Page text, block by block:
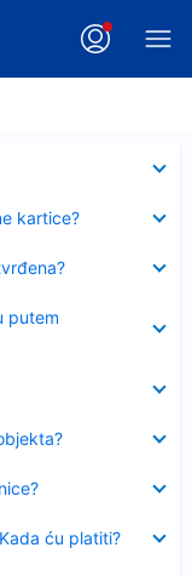
kartice?
putem
ću platiti?